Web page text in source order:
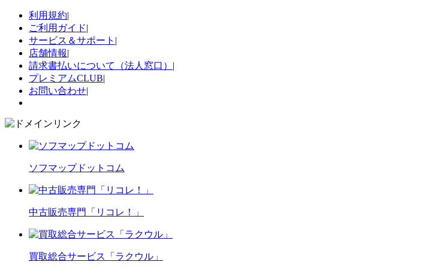
利用規約|
ご利用ガイド|
サービス＆サポート |
店舗情報|
請求書払いについて（法人窓口） |
プレミアムCLUB|
お問い合わせ|
ソフマップドットコム
中古販売専門「リコレ！」
買取総合サービス「ラクウル」